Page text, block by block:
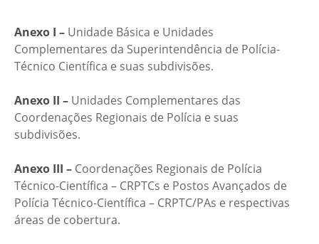
Anexo I – Unidade Básica e Unidades
Complementares da Superintendência de Polícia-
Técnico Científica e suas subdivisões.
Anexo II – Unidades Complementares das
Coordenações Regionais de Polícia e suas
subdivisões.
Anexo III – Coordenações Regionais de Polícia
Técnico-Científica – CRPTCs e Postos Avançados de
Polícia Técnico-Científica – CRPTC/PAs e respectivas
áreas de cobertura.